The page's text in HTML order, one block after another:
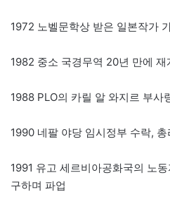
1972 노벨문학상 받은 일본작가
1982 중소 국경무역 20년 만에 재
1988 PLO의 카릴 알 와지르 부사
1990 네팔 야당 임시정부 수락,
1991 유고 세르비아공화국의 노
구하며 파업